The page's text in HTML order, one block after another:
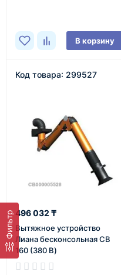
Фильтр
В корзину
Код товара: 299527
496 032 ₸
Вытяжное устройство
Лиана бесконсольная СВ
160 (380 В)